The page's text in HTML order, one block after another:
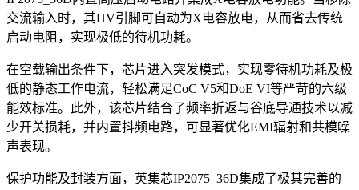
交流输入时，其HV引脚可自动为X电容放电，从而省去传统
启动电阻，实现极低的待机功耗。
在空载输出条件下，芯片进入突发模式，实现零待机功耗及极
低的静态工作电流，轻松满足CoC V5和DoE VI等严苛的六级
能效标准。此外，该芯片结合了频率折返与谷底导通技术以减
少开关损耗，并内置抖频电路，可显著优化EMI辐射和共模噪
声表现。
保护功能及封装方面，英集芯IP2075_36D集成了极其完善的